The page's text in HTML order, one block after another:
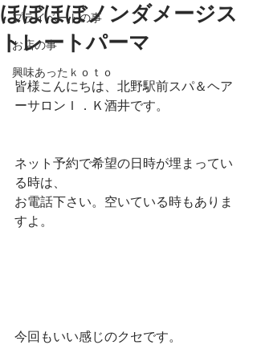
プライベートの事
お店の事
興味あったｋｏｔｏ
ほぼほぼノンダメージス
トレートパーマ
皆様こんにちは、北野駅前スパ＆ヘア
ーサロンＩ．Ｋ酒井です。
ネット予約で希望の日時が埋まってい
る時は、
お電話下さい。空いている時もありま
すよ。
今回もいい感じのクセです。